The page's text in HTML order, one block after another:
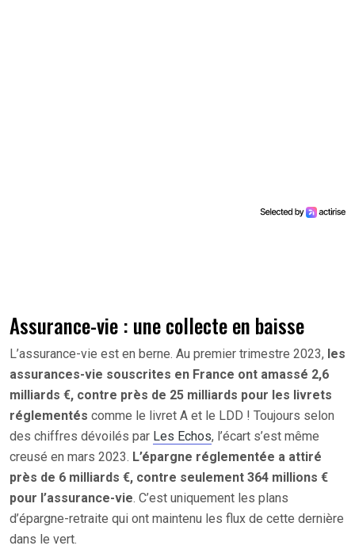
Assurance-vie : une collecte en baisse
L’assurance-vie est en berne. Au premier trimestre 2023, les
assurances-vie souscrites en France ont amassé 2,6
milliards €, contre près de 25 milliards pour les livrets
réglementés comme le livret A et le LDD ! Toujours selon
des chiffres dévoilés par Les Echos, l’écart s’est même
creusé en mars 2023. L’épargne réglementée a attiré
près de 6 milliards €, contre seulement 364 millions €
pour l’assurance-vie. C’est uniquement les plans
d’épargne-retraite qui ont maintenu les flux de cette dernière
dans le vert.